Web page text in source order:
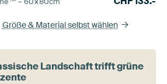
Größe & Material selbst wählen
Landschaft trifft grüne